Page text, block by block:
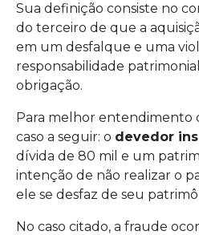
Sua definição consiste no
do terceiro de que a
em um desfalque e uma
responsabilidade
obrigação.
Para melhor entendimento
caso a seguir: o devedor
dívida de 80 mil e um
intenção de não realizar o
ele se desfaz de seu
No caso citado, a fraude